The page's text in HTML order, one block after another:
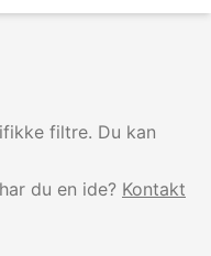
filtre. Du kan
du en ide? Kontakt